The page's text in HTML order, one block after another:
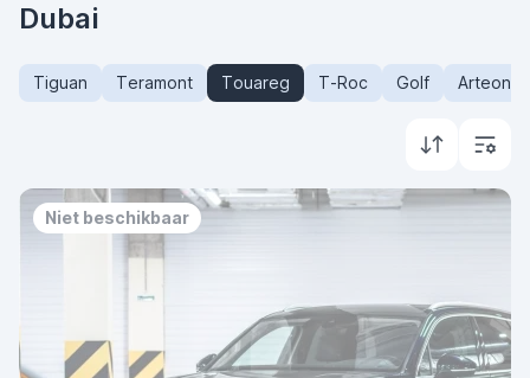
Dubai
Tiguan Teramont Touareg T-Roc Golf Arteon
Niet beschikbaar